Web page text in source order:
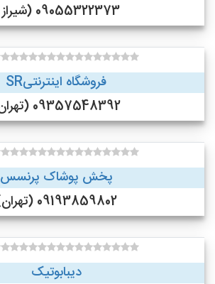
09055322373 (شیراز )
فروشگاه اینترنتیSR
09357548392 (تهران)
پخش پوشاک پرنسس
09193859802 (تهران)
دیبابوتیک